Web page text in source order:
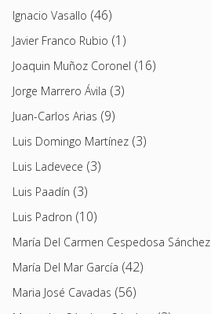
Ignacio Vasallo (46)
Javier Franco Rubio (1)
Joaquin Muñoz Coronel (16)
Jorge Marrero Ávila (3)
Juan-Carlos Arias (9)
Luis Domingo Martínez (3)
Luis Ladevece (3)
Luis Paadín (3)
Luis Padron (10)
María Del Carmen Cespedosa Sánchez
María Del Mar García (42)
Maria José Cavadas (56)